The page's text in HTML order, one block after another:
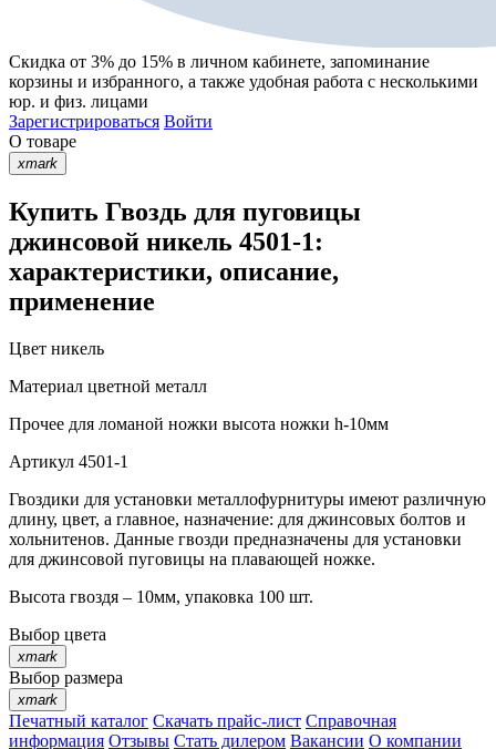
Скидка от 3% до 15% в личном кабинете, запоминание
корзины и избранного, а также удобная работа с несколькими
юр. и физ. лицами
Зарегистрироваться Войти
О товаре
xmark
Купить Гвоздь для пуговицы
джинсовой никель 4501-1:
характеристики, описание,
применение
Цвет никель
Материал цветной металл
Прочее для ломаной ножки высота ножки h-10мм
Артикул 4501-1
Гвоздики для установки металлофурнитуры имеют различную
длину, цвет, а главное, назначение: для джинсовых болтов и
хольнитенов. Данные гвозди предназначены для установки
для джинсовой пуговицы на плавающей ножке.
Высота гвоздя – 10мм, упаковка 100 шт.
Выбор цвета
xmark
Выбор размера
xmark
Печатный каталог Скачать прайс-лист Справочная
информация Отзывы Стать дилером Вакансии О компании